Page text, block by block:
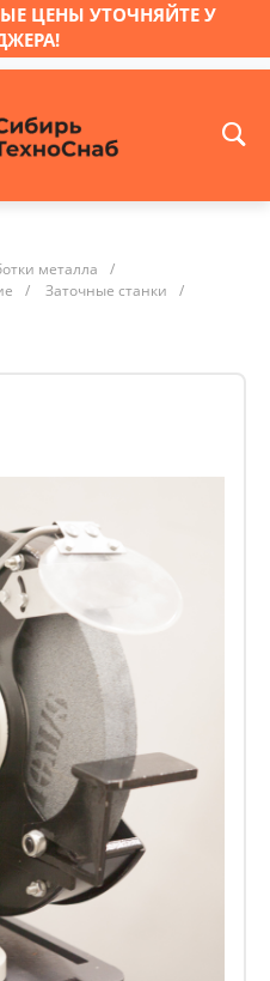
ЦЕНЫ УТОЧНЯЙТЕ У
металла
/
/ Заточные станки
/